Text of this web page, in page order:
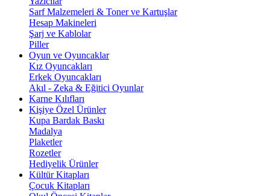
Sarf Malzemeleri & Toner ve Kartuşlar
Hesap Makineleri
Şarj ve Kablolar
Piller
Oyun ve Oyuncaklar
Kız Oyuncakları
Erkek Oyuncakları
Akıl - Zeka & Eğitici Oyunlar
Karne Kılıfları
Kişiye Özel Ürünler
Kupa Bardak Baskı
Madalya
Plaketler
Rozetler
Hediyelik Ürünler
Kültür Kitapları
Çocuk Kitapları